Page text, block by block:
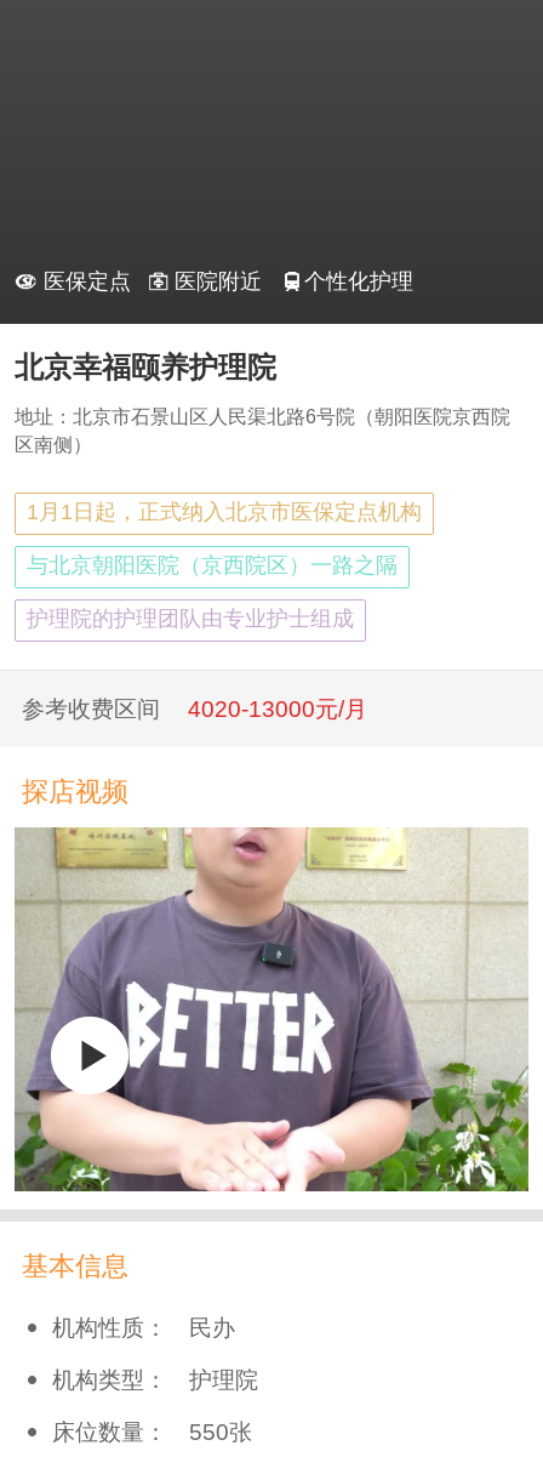
医保定点 医院附近 个性化护理
北京幸福颐养护理院
地址：北京市石景山区人民渠北路6号院（朝阳医院京西院
区南侧）
1月1日起，正式纳入北京市医保定点机构
与北京朝阳医院（京西院区）一路之隔
护理院的护理团队由专业护士组成
参考收费区间 4020-13000元/月
探店视频
基本信息
机构性质： 民办
机构类型： 护理院
床位数量： 550张